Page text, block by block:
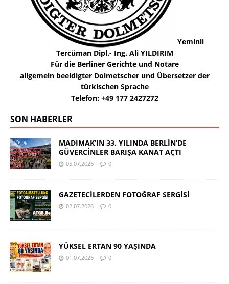
Yeminli
Tercüman Dipl.- Ing. Ali YILDIRIM
Für die Berliner Gerichte und Notare
allgemein beeidigter Dolmetscher und Übersetzer der
türkischen Sprache
Telefon: +49 177 2427272
SON HABERLER
MADIMAK’IN 33. YILINDA BERLİN’DE
GÜVERCİNLER BARIŞA KANAT AÇTI
05.07.2026 0
GAZETECİLERDEN FOTOĞRAF SERGİSİ
02.07.2026 0
YÜKSEL ERTAN 90 YAŞINDA
01.07.2026 0